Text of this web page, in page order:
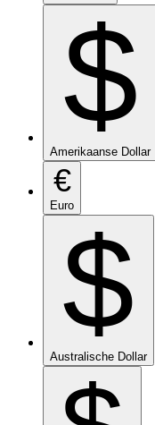
$
Amerikaanse Dollar
€
Euro
$
Australische Dollar